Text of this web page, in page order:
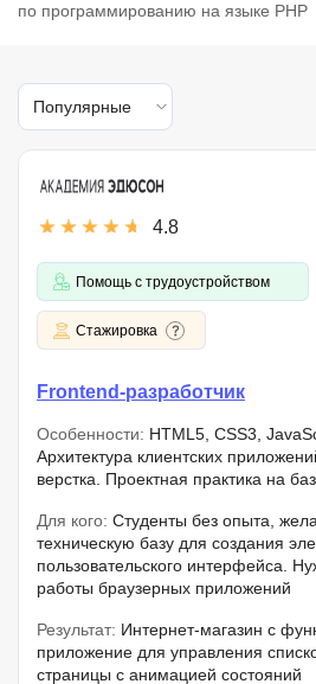
по программированию на языке PHP
Популярные
4.8
Помощь с трудоустройством
Стажировка
Frontend-разработчик
Особенности: HTML5, CSS3,
Архитектура клиентских
верстка. Проектная практика на
Для кого: Студенты без опыта,
техническую базу для создания
пользовательского интерфейса.
работы браузерных приложений
Результат: Интернет-магазин с
приложение для управления
страницы с анимацией состояний